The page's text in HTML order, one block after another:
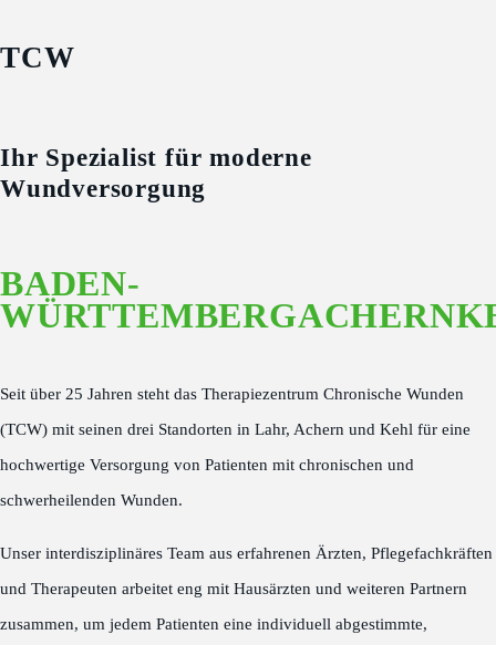
TCW
Ihr Spezialist für moderne
Wundversorgung
BADEN-
WÜRTTEMBERGACHERN
Seit über 25 Jahren steht das Therapiezentrum Chronische Wunden
(TCW) mit seinen drei Standorten in Lahr, Achern und Kehl für eine
hochwertige Versorgung von Patienten mit chronischen und
schwerheilenden Wunden.
Unser interdisziplinäres Team aus erfahrenen Ärzten, Pflegefachkräften
und Therapeuten arbeitet eng mit Hausärzten und weiteren Partnern
zusammen, um jedem Patienten eine individuell abgestimmte,